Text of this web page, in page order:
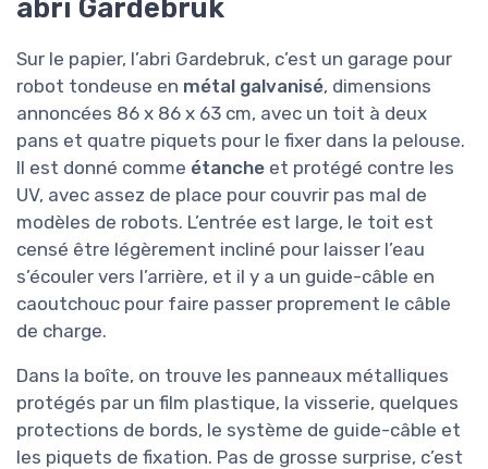
abri Gardebruk
Sur le papier, l’abri Gardebruk, c’est un garage pour
robot tondeuse en métal galvanisé, dimensions
annoncées 86 x 86 x 63 cm, avec un toit à deux
pans et quatre piquets pour le fixer dans la pelouse.
Il est donné comme étanche et protégé contre les
UV, avec assez de place pour couvrir pas mal de
modèles de robots. L’entrée est large, le toit est
censé être légèrement incliné pour laisser l’eau
s’écouler vers l’arrière, et il y a un guide-câble en
caoutchouc pour faire passer proprement le câble
de charge.
Dans la boîte, on trouve les panneaux métalliques
protégés par un film plastique, la visserie, quelques
protections de bords, le système de guide-câble et
les piquets de fixation. Pas de grosse surprise, c’est